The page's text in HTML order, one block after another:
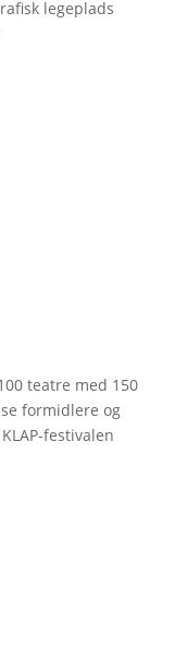
legeplads
teatre med 150
formidlere og
festivalen